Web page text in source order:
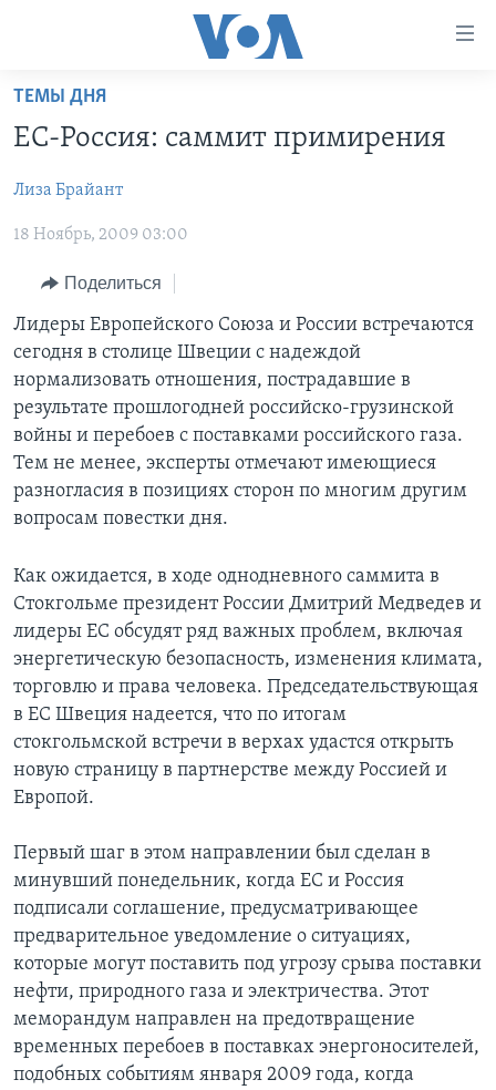
Перейти
основной
Перейти
навигации
поиск
АМЕРИКА
НОВОСТИ ЗА МИНУТУ
ИТОГИ
ПОЧЕМУ ЭТО ВАЖНО?
ДИСКУССИЯ VOA
НЬЮ-ЙОРК NEW YORK
АМЕРИКА. БОЛЬШОЕ ПУТЕШЕСТВИЕ
ПРОЕКТЫ
УЧИМ АНГЛИЙСКИЙ
НАША АМЕРИКАНСКАЯ ИСТОРИЯ
А КАК В АМЕРИКЕ?
АРТЕФАКТЫ
АМЕРИКАНСКИЕ ГОРОДКИ
ТЕСТЫ
ЭКСПЕРТИЗА
ИНТЕРВЬЮ
ФАКТЫ ПРОТИВ ФЕЙКОВ
ЗА СВОБОДУ ПРЕССЫ
УЧИМ АНГЛИЙСКИЙ
ВИДЕО
ПОДПИСКА НА НОВОСТИ
Learning English
СОЦИАЛЬНЫЕ СЕТИ
Языки
ТЕМЫ ДНЯ
ЕС-Россия: саммит примирения
Лиза Брайант
18 Ноябрь, 2009 03:00
Поделиться
Лидеры Европейского Союза и России встречаются
сегодня в столице Швеции с надеждой
нормализовать отношения, пострадавшие в
результате прошлогодней российско-грузинской
войны и перебоев с поставками российского газа.
Тем не менее, эксперты отмечают имеющиеся
разногласия в позициях сторон по многим другим
вопросам повестки дня.
Как ожидается, в ходе однодневного саммита в
Стокгольме президент России Дмитрий Медведев и
лидеры ЕС обсудят ряд важных проблем, включая
энергетическую безопасность, изменения климата,
торговлю и права человека. Председательствующая
в ЕС Швеция надеется, что по итогам
стокгольмской встречи в верхах удастся открыть
новую страницу в партнерстве между Россией и
Европой.
Первый шаг в этом направлении был сделан в
минувший понедельник, когда ЕС и Россия
подписали соглашение, предусматривающее
предварительное уведомление о ситуациях,
которые могут поставить под угрозу срыва поставки
нефти, природного газа и электричества. Этот
меморандум направлен на предотвращение
временных перебоев в поставках энергоносителей,
подобных событиям января 2009 года, когда